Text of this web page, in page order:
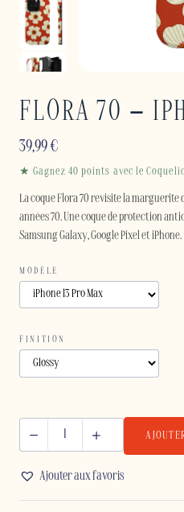
FLORA 70 –
39,99€
★ Gagnez 40 points avec le
La coque Flora 70 revisite la marguerite
années 70. Une coque de protection
Samsung Galaxy, Google Pixel et iPhone.
MODÈLE
FINITION
FLORA
70
Ajouter aux favoris